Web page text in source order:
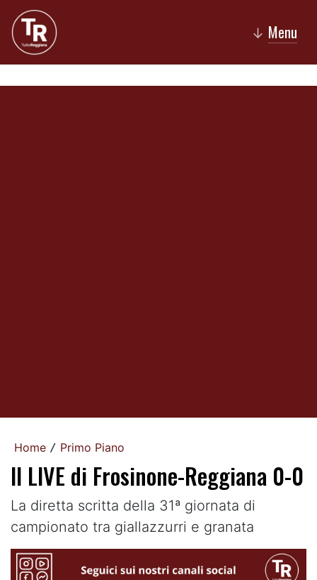
↓ Menu
Home / Primo Piano
Il LIVE di Frosinone-Reggiana 0-0
La diretta scritta della 31ª giornata di
campionato tra giallazzurri e granata